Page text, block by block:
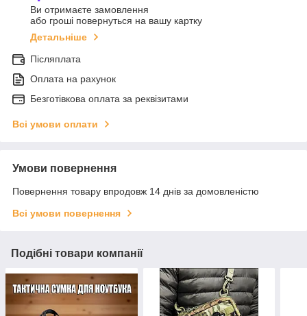
Ви отримаєте замовлення
або гроші повернуться на вашу картку
Детальніше
Післяплата
Оплата на рахунок
Безготівкова оплата за реквізитами
Всі умови оплати
Умови повернення
Повернення товару впродовж 14 днів за домовленістю
Всі умови повернення
Подібні товари компанії